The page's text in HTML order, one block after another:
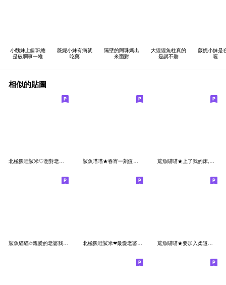
小醜妹上個班總
是破爛事一堆
薇妮小妹有病就
吃藥
隔壁的阿珠媽出
來面對
大猩猩魚柱真的
是講不聽
薇妮小妹是
喔
相似的貼圖
北極熊哇鯊米♡想對老婆說 鯊魚喵喵★春宵一刻值千金,一路廚房到客廳 鯊魚喵喵★上了我的床,腿軟走下床